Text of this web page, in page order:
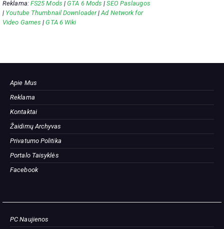
Reklama: FS25 Mods |GTA 6 Mods |SEO Paslaugos
| Youtube Thumbnail Downloader|Ad Network for
Video Games |GTA 6 Wiki
Apie Mus
Reklama
Kontaktai
Žaidimų Archyvas
Privatumo Politika
Portalo Taisyklės
Facebook
PC Naujienos